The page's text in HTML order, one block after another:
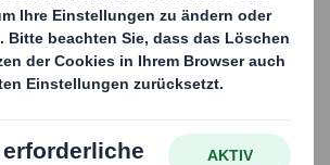
mit Fabian